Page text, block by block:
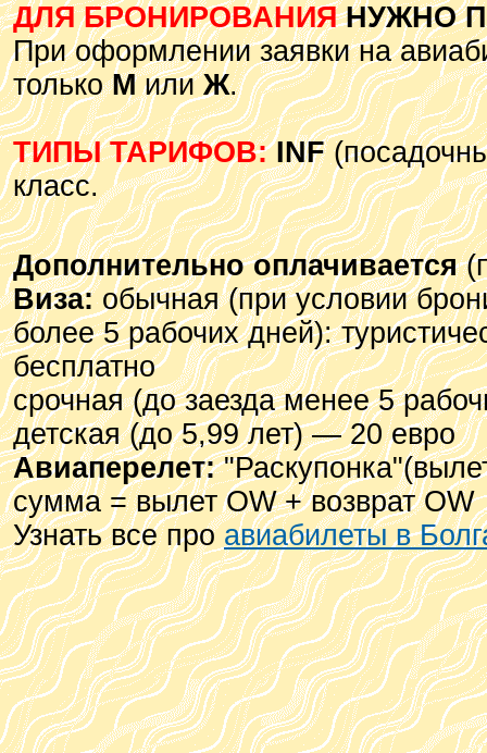
ДЛЯ БРОНИРОВАНИЯНУЖНО
При оформлении заявки на
толькоМилиЖ.
ТИПЫ ТАРИФОВ: INF
класс.
Дополнительно оплачивается
Виза:обычная (при условии
более 5 рабочих дней):
бесплатно
срочная (до заезда менее 5
детская (до 5,99 лет) — 20 евро
Авиаперелет:
сумма = вылет OW + возврат OW
Узнать все проавиабилеты в